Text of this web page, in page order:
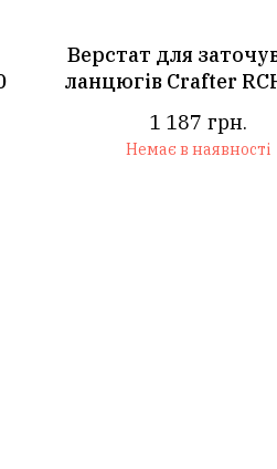
Верстат для
ланцюгів Crafter
1 187 грн.
Немає в наявності